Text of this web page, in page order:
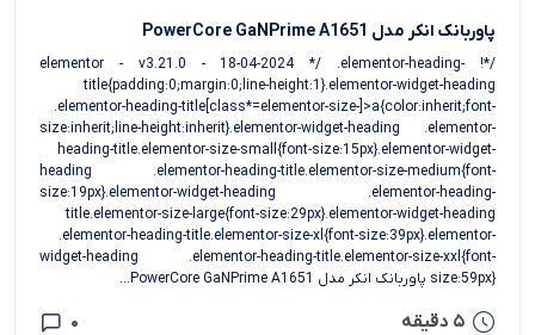
پاوربانک انکر مدل PowerCore GaNPrime A1651
/*! elementor - v3.21.0 - 18-04-2024 */ .elementor-heading-
title{padding:0;margin:0;line-height:1}.elementor-widget-heading
.elementor-heading-title[class*=elementor-size-]>a{color:inherit;font-
size:inherit;line-height:inherit}.elementor-widget-heading .elementor-
heading-title.elementor-size-small{font-size:15px}.elementor-widget-
heading .elementor-heading-title.elementor-size-medium{font-
size:19px}.elementor-widget-heading .elementor-heading-
title.elementor-size-large{font-size:29px}.elementor-widget-heading
.elementor-heading-title.elementor-size-xl{font-size:39px}.elementor-
widget-heading .elementor-heading-title.elementor-size-xxl{font-
size:59px} پاوربانک انکر مدل PowerCore GaNPrime A1651...
5 دقیقه 0